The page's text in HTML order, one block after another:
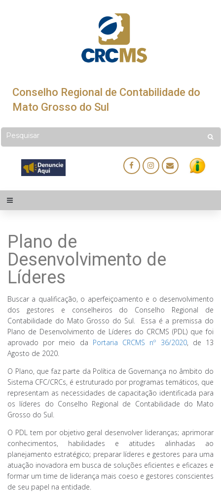
Conselho Regional de Contabilidade do
Mato Grosso do Sul
Plano de
Desenvolvimento de
Líderes
Buscar a qualificação, o aperfeiçoamento e o desenvolvimento
dos gestores e conselheiros do Conselho Regional de
Contabilidade do Mato Grosso do Sul. Essa é a premissa do
Plano de Desenvolvimento de Líderes do CRCMS (PDL) que foi
aprovado por meio da Portaria CRCMS nº 36/2020, de 13
Agosto de 2020.
O Plano, que faz parte da Política de Governança no âmbito do
Sistema CFC/CRCs, é estruturado por programas temáticos, que
representam as necessidades de capacitação identificada para
os líderes do Conselho Regional de Contabilidade do Mato
Grosso do Sul.
O PDL tem por objetivo geral desenvolver lideranças; aprimorar
conhecimentos, habilidades e atitudes alinhadas ao
planejamento estratégico; preparar líderes e gestores para uma
atuação inovadora em busca de soluções eficientes e eficazes e
formar um time de liderança mais coeso e gestores conscientes
de seu papel na entidade.